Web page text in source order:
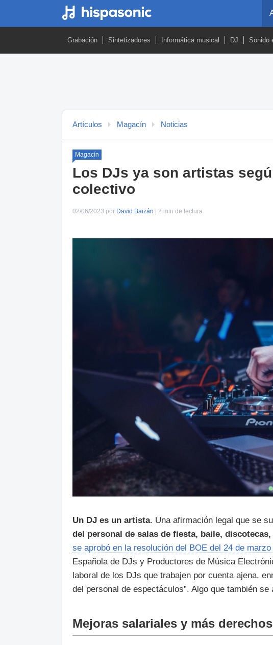
Grabación Sintetizadores Informática musical DJ Sonido
Artículos Magacín Noticias
Magacín
Los DJs ya son artistas
colectivo
02/06/2023 por David Baizán | 2 min de lectura
Un DJ es un artista. Una afirmación legal que se
del personal de salas de fiesta, baile,
se aprobó en la resolución del BOE del 24 de marzo
Española de DJs y Productores de Música
laboral de los DJs que trabajen por cuenta ajena,
del personal de espectáculos”. Algo que también se
Mejoras salariales y más